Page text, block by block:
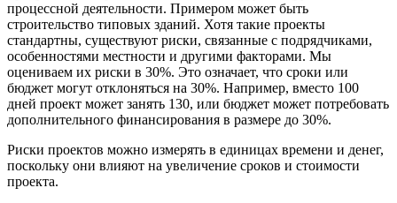
процессной деятельности. Примером может быть
строительство типовых зданий. Хотя такие проекты
стандартны, существуют риски, связанные с подрядчиками,
особенностями местности и другими факторами. Мы
оцениваем их риски в 30%. Это означает, что сроки или
бюджет могут отклоняться на 30%. Например, вместо 100
дней проект может занять 130, или бюджет может потребовать
дополнительного финансирования в размере до 30%.
Риски проектов можно измерять в единицах времени и денег,
поскольку они влияют на увеличение сроков и стоимости
проекта.